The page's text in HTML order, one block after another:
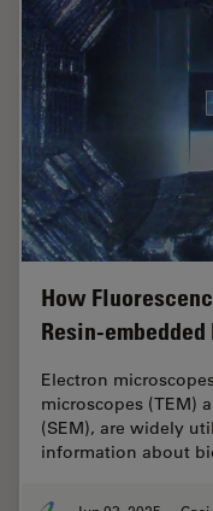
How
Resin-embedded
Electron
microscopes (TEM)
(SEM), are widely
information about